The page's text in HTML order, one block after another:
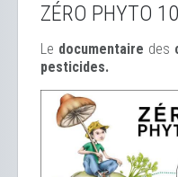
ZÉRO PHYTO
Le documentaire des
pesticides.